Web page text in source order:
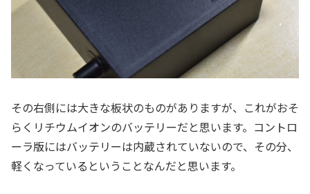
その右側には大きな板状のものがありますが、これがおそ
らくリチウムイオンのバッテリーだと思います。コントロ
ーラ版にはバッテリーは内蔵されていないので、その分、
軽くなっているということなんだと思います。